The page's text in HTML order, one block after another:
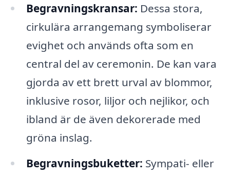
Begravningskransar: Dessa stora,
cirkulära arrangemang symboliserar
evighet och används ofta som en
central del av ceremonin. De kan vara
gjorda av ett brett urval av blommor,
inklusive rosor, liljor och nejlikor, och
ibland är de även dekorerade med
gröna inslag.
Begravningsbuketter: Sympati- eller